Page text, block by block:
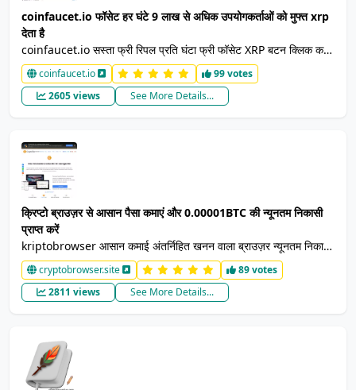
coinfaucet.io फॉसेट हर घंटे 9 लाख से अधिक उपयोगकर्ताओं को मुफ्त xrp
देता है
coinfaucet.io सस्ता फ्री रिपल प्रति घंटा फ्री फॉसेट XRP बटन क्लिक करने
के बाद एक बार प्रति घंटा इंस्टेंट विथड्रॉल हाई यील्ड रेफरल प्रोग्राम न्यूनतम
निकासी 5 XRP इस्तेमाल में आसान फ्री रिपल कॉइन कमाएं
coinfaucet.io
99 votes
2605 views
See More Details...
क्रिप्टो ब्राउज़र से आसान पैसा कमाएं और 0.00001BTC की न्यूनतम निकासी
प्राप्त करें
kriptobrowser आसान कमाई अंतर्निहित खनन वाला ब्राउज़र न्यूनतम निकासी
0.00001 बीटीसी बस नेट सर्फ करें और मुफ्त पैसा पाएं बिना निवेश के बिटकॉइन
कमाएं अपने डेस्कटॉप या मोबाइल डिवाइस पर क्रिप्टो टैब को मुफ्त में इंस्टॉल करें।
cryptobrowser.site
89 votes
2811 views
See More Details...